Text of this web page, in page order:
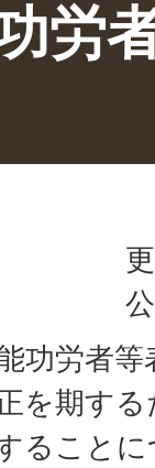
労
功労者
を期す
ること